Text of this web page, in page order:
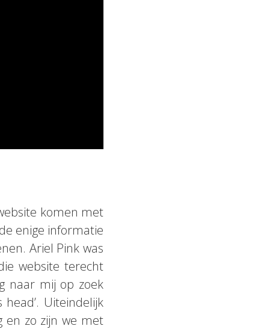
komen met
enige informatie
Ariel Pink was
website terecht
naar mij op zoek
Uiteindelijk
en zo zijn we met